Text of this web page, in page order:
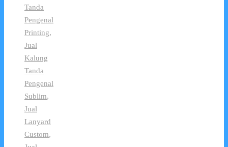
Tanda
Pengenal
Printing,
Jual
Kalung
Tanda
Pengenal
Sublim,
Jual
Lanyard
Custom,